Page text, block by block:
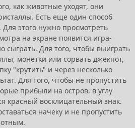
как животные уходят, они
Есть еще один способ
этого нужно просмотреть
на экране появится игра-
сыграть. Для того, чтобы выиграть
монетки или сорвать джекпот,
"крутить" и через несколько
Для того, чтобы не пропустить
прибыли на остров, в углу
красный восклицательный знак.
начеку и не пропустить